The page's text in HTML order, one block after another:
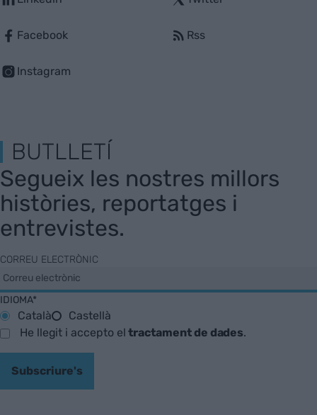
Facebook
Instagram
Rss
BUTLLETÍ
Segueix les nostres millors
històries, reportatges i
entrevistes.
CORREU ELECTRÒNIC
IDIOMA*
Català
Castellà
He llegit i accepto eltractament de dades.
Subscriure's